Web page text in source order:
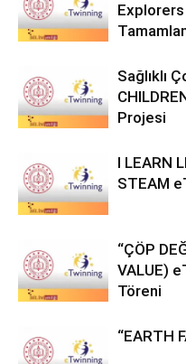
Sağlıklı
Projesi
I LEARN
STEAM
“ÇÖP
VALUE)
Töreni
“EARTH